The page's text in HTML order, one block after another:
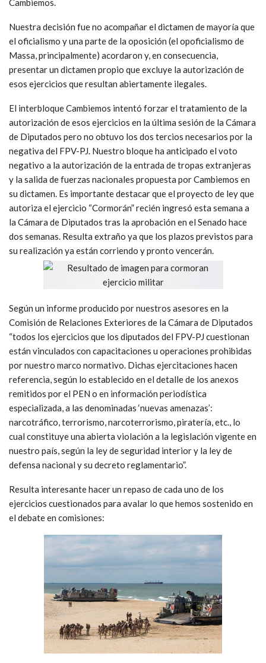
Cambiemos.
Nuestra decisión fue no acompañar el dictamen de mayoría que
el oficialismo y una parte de la oposición (el opoficialismo de
Massa, principalmente) acordaron y, en consecuencia,
presentar un dictamen propio que excluye la autorización de
esos ejercicios que resultan abiertamente ilegales.
El interbloque Cambiemos intentó forzar el tratamiento de la
autorización de esos ejercicios en la última sesión de la Cámara
de Diputados pero no obtuvo los dos tercios necesarios por la
negativa del FPV-PJ. Nuestro bloque ha anticipado el voto
negativo a la autorización de la entrada de tropas extranjeras
y la salida de fuerzas nacionales propuesta por Cambiemos en
su dictamen. Es importante destacar que el proyecto de ley que
autoriza el ejercicio “Cormorán” recién ingresó esta semana a
la Cámara de Diputados tras la aprobación en el Senado hace
dos semanas. Resulta extraño ya que los plazos previstos para
su realización ya están corriendo y pronto vencerán.
Según un informe producido por nuestros asesores en la
Comisión de Relaciones Exteriores de la Cámara de Diputados
“todos los ejercicios que los diputados del FPV-PJ cuestionan
están vinculados con capacitaciones u operaciones prohibidas
por nuestro marco normativo. Dichas ejercitaciones hacen
referencia, según lo establecido en el detalle de los anexos
remitidos por el PEN o en información periodística
especializada, a las denominadas ‘nuevas amenazas’:
narcotráfico, terrorismo, narcoterrorismo, piratería, etc., lo
cual constituye una abierta violación a la legislación vigente en
nuestro país, según la ley de seguridad interior y la ley de
defensa nacional y su decreto reglamentario”.
Resulta interesante hacer un repaso de cada uno de los
ejercicios cuestionados para avalar lo que hemos sostenido en
el debate en comisiones: